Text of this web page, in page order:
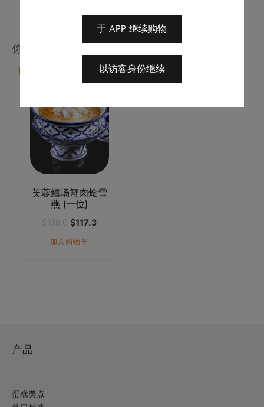
你可能会喜欢
芙蓉鳕场蟹肉烩雪
燕 (一位)
$138.0 原
价
$117.3当
加入购物车
产品
蛋糕美点
于 APP 继续购物
以访客身份继续